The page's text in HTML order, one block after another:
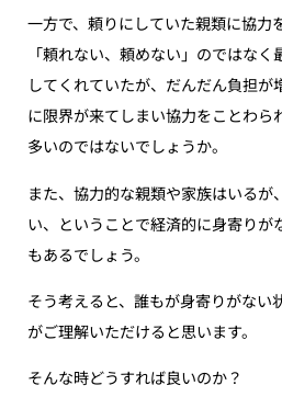
一方で、頼りにしていた親類に協力
「頼れない、頼めない」のではな
してくれていたが、だんだん負担が
に限界が来てしまい協力をことわら
多いのではないでしょうか。
また、協力的な親類や家族はいるが
い、ということで経済的に身寄りが
もあるでしょう。
そう考えると、誰もが身寄りがない
がご理解いただけると思います。
そんな時どうすれば良いのか？